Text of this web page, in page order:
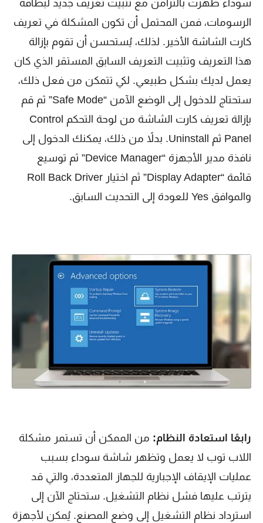
سوداء ظهرت بالتزامن مع تثبيت تعريف جديد لبطاقة
الرسومات، فمن المحتمل أن تكون المشكلة في تعريف
كارت الشاشة الأخير. لذلك، يُستحسن أن تقوم بإزالة
هذا التعريف وتثبيت التعريف السابق المستقر الذي كان
يعمل لديك بشكل طبيعي. لكي تتمكن من فعل ذلك،
ستحتاج للدخول إلى الوضع الآمن “Safe Mode” ثم قم
بإزالة تعريف كارت الشاشة من لوحة التحكم Control
Panel ثم Uninstall. بدلاً من ذلك، يمكنك الدخول إلى
نافذة مدير الأجهزة “Device Manager” ثم توسيع
قائمة “Display Adapter” ثم اختيار Roll Back Driver
والموافق Yes للعودة إلى التحديث السابق.
رابعًا استعادة النظام: من الممكن أن تستمر مشكلة
اللاب توب لا يعمل وتظهر شاشة سوداء بسبب
عمليات الإيقاف الإجبارية للجهاز المتعددة، والتي قد
يترتب عليها فشل نظام التشغيل. ستحتاج الآن إلى
استرداد نظام التشغيل إلى وضع المصنع. يُمكن لأجهزة